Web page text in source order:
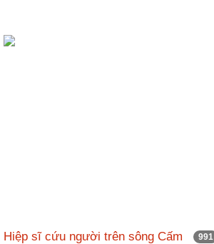
Hiệp sĩ cứu người trên sông Cấm 991